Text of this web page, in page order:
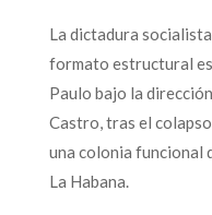
La dictadura
formato estructural
Paulo bajo la
Castro, tras el
una colonia funcional
La Habana.